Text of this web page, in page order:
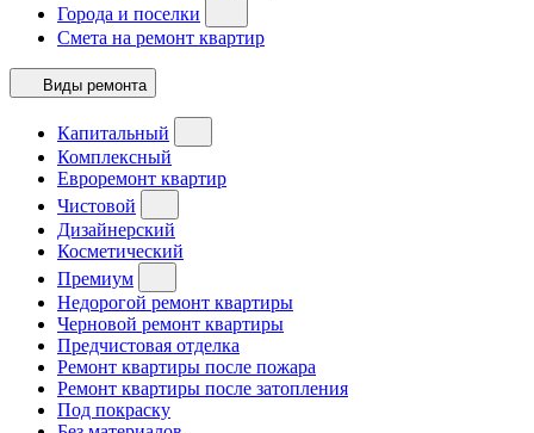
Города и поселки
Смета на ремонт квартир
Виды ремонта
Капитальный
Комплексный
Евроремонт квартир
Чистовой
Дизайнерский
Косметический
Премиум
Недорогой ремонт квартиры
Черновой ремонт квартиры
Предчистовая отделка
Ремонт квартиры после пожара
Ремонт квартиры после затопления
Под покраску